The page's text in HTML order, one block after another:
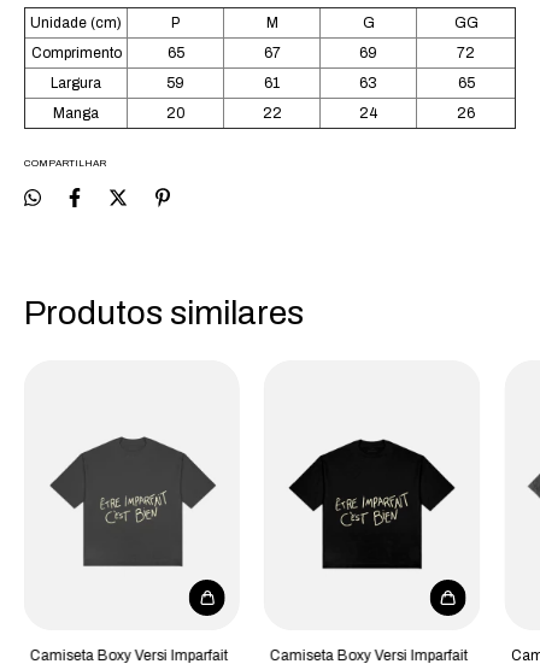
Unidade (cm) P M G
GG
Comprimento
65 67 69
72
Largura
59 61 63
65
Manga
20 22 24 26
COMPARTILHAR
Produtos similares
Camiseta Boxy Versi Imparfait
Camiseta Boxy Versi Imparfait